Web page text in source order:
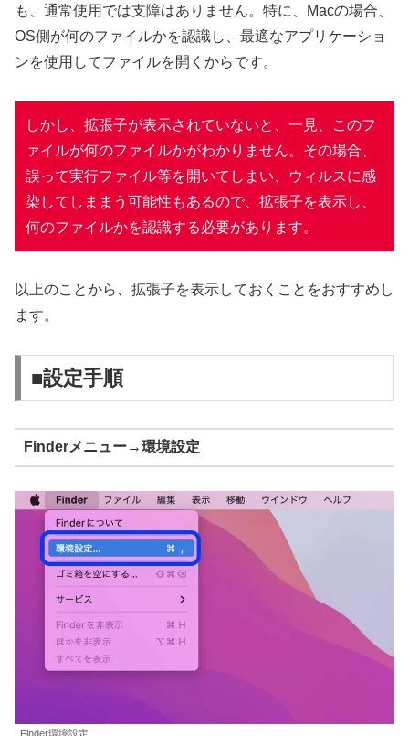
も、通常使用では支障はありません。特に、Macの場合、
OS側が何のファイルかを認識し、最適なアプリケーショ
ンを使用してファイルを開くからです。
しかし、拡張子が表示されていないと、一見、このフ
ァイルが何のファイルかがわかりません。その場合、
誤って実行ファイル等を開いてしまい、ウィルスに感
染してしままう可能性もあるので、拡張子を表示し、
何のファイルかを認識する必要があります。
以上のことから、拡張子を表示しておくことをおすすめし
ます。
■設定手順
Finderメニュー→環境設定
Finder環境設定